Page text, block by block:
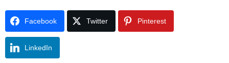
Facebook Twitter Pinterest
LinkedIn